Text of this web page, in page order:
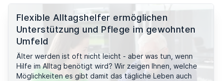
Flexible Alltagshelfer ermöglichen
Unterstützung und Pflege im gewohnten
Umfeld
Älter werden ist oft nicht leicht - aber was tun, wenn
Hilfe im Alltag benötigt wird? Wir zeigen Ihnen, welche
Möglichkeiten es gibt damit das tägliche Leben auch